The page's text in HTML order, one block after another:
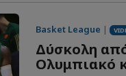
Basket League |
Δύσκολη
Ολυμπιακό